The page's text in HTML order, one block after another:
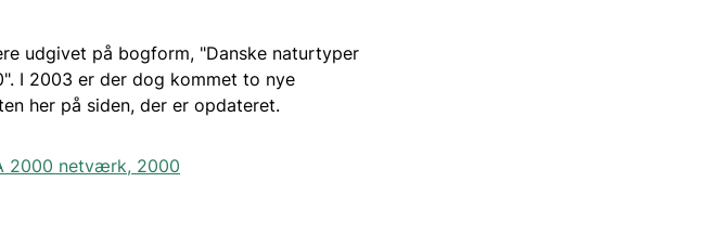
udgivet på bogform, "Danske naturtyper
I 2003 er der dog kommet to nye
her på siden, der er opdateret.
2000 netværk, 2000